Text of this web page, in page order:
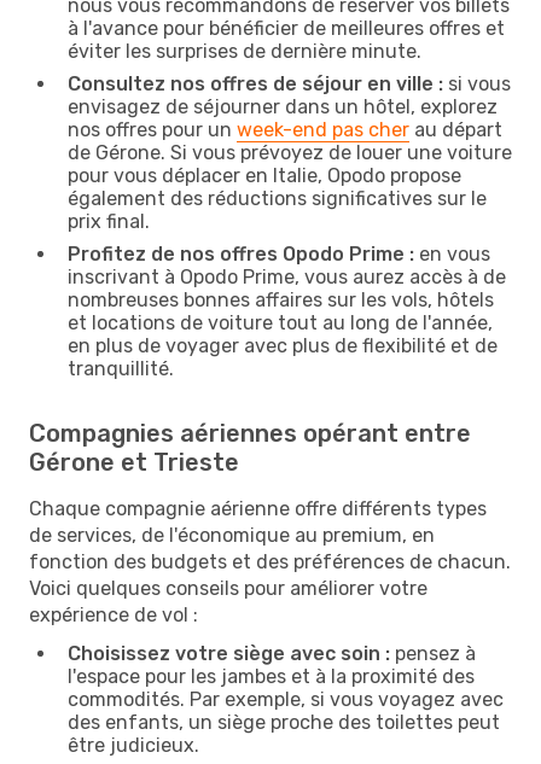
nous vous recommandons de réserver vos billets
à l'avance pour bénéficier de meilleures offres et
éviter les surprises de dernière minute.
Consultez nos offres de séjour en ville : si vous
envisagez de séjourner dans un hôtel, explorez
nos offres pour un week-end pas cher au départ
de Gérone. Si vous prévoyez de louer une voiture
pour vous déplacer en Italie, Opodo propose
également des réductions significatives sur le
prix final.
Profitez de nos offres Opodo Prime : en vous
inscrivant à Opodo Prime, vous aurez accès à de
nombreuses bonnes affaires sur les vols, hôtels
et locations de voiture tout au long de l'année,
en plus de voyager avec plus de flexibilité et de
tranquillité.
Compagnies aériennes opérant entre
Gérone et Trieste
Chaque compagnie aérienne offre différents types
de services, de l'économique au premium, en
fonction des budgets et des préférences de chacun.
Voici quelques conseils pour améliorer votre
expérience de vol :
Choisissez votre siège avec soin : pensez à
l'espace pour les jambes et à la proximité des
commodités. Par exemple, si vous voyagez avec
des enfants, un siège proche des toilettes peut
être judicieux.